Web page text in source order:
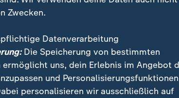
Upamecano, Kim, Guerreiro (64. Davies)
Müller), Gnabry (64. Sané) - Kane
Carter-Vickers, Trusty, Schlupp -
Yang), Maeda, Jota (60. Idah) - Trainer:
Zwecken.
Datenverarbeitung
Die Speicherung von bestimmten
uns, dein Erlebnis im Angebot
und Personalisierungsfunktionen
personalisieren wir ausschließlich auf